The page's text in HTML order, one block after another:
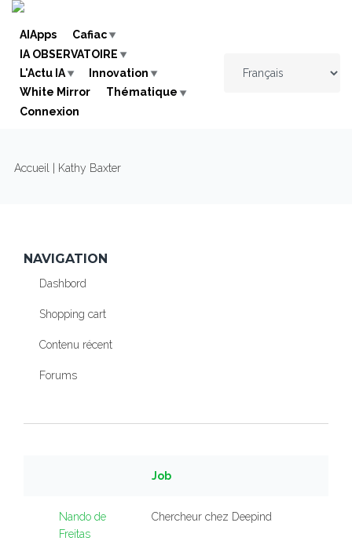
Skip to navigation
Aller au contenu principal
AIApps
Cafiac
IA OBSERVATOIRE
L'Actu IA
Innovation
White Mirror
Thématique
Connexion
VOUS ÊTES ICI
Accueil | Kathy Baxter
NAVIGATION
Dashbord
Shopping cart
Contenu récent
Forums
Job
Nando de
Freitas
Chercheur chez Deepind